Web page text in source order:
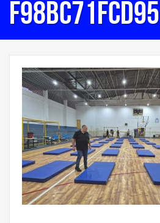
f98bc71fcd95